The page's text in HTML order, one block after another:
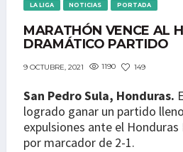
LA LIGA NOTICIAS PORTADA
MARATHÓN VENCE AL
DRAMÁTICO PARTIDO
9 OCTUBRE, 2021 1190 149
San Pedro Sula, Honduras.
logrado ganar un partido
expulsiones ante el
por marcador de 2-1.